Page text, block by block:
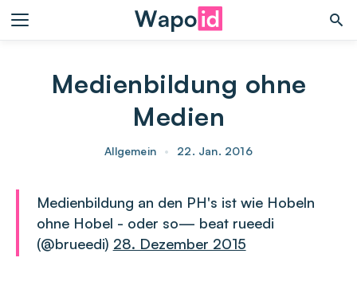
Medienbildung ohne
Medien
Allgemein • 22. Jan. 2016
Medienbildung an den PH's ist wie Hobeln
ohne Hobel - oder so— beat rueedi
(@brueedi) 28. Dezember 2015